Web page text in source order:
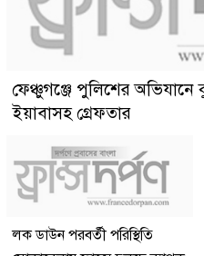
ফেঞ্চুগঞ্জে পুলিশের অভিযানে
ইয়াবাসহ গ্রেফতার
লক ডাউন পরবর্তী পরিস্থিতি